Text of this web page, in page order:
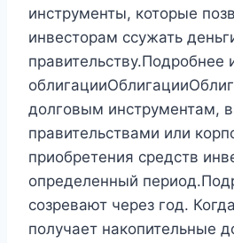
инструменты, которые
инвесторам ссужать
правительству.Подробнее
долговым инструментам,
правительствами или
приобретения средств
определенный
созревают через год.
получает накопительные